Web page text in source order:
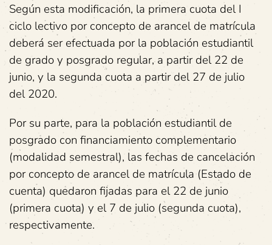
Según esta modificación, la primera cuota del I
ciclo lectivo por concepto de arancel de matrícula
deberá ser efectuada por la población estudiantil
de grado y posgrado regular, a partir del 22 de
junio, y la segunda cuota a partir del 27 de julio
del 2020.
Por su parte, para la población estudiantil de
posgrado con financiamiento complementario
(modalidad semestral), las fechas de cancelación
por concepto de arancel de matrícula (Estado de
cuenta) quedaron fijadas para el 22 de junio
(primera cuota) y el 7 de julio (segunda cuota),
respectivamente.